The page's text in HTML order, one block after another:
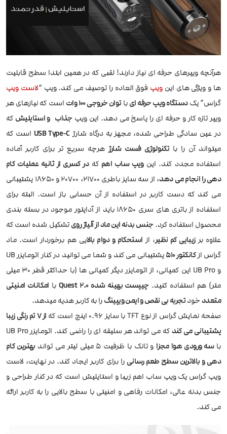
هرآنچه ویپرهای حرفه ای نیاز دارند! لقبی که در همین ابتدا سطح قابلیت
ها و ویژگی های این ویپ فوق العاده را توصیف می کند. ویپ “لاست ویپ
گراس” یکدستگاه ویپ حرفه ایباتوان خروجی 100 وات
است که نیازهای هر
ویپر تازه کار و حرفه ای را پاسخ می دهد. این ویپجذاب و استایلیش که
در عین سادگی طراحی شده، مجهز به درگاه شارژUSB Type-C است که
میتواند آن را باتکنولوژی فست شارژ هرچه سریع تر برای کاربر آماده
استفاده مجدد کند. اینویپ ساب اهم کهدر کسری از ثانیه عملیات کام
دهی را انجام می دهد
، از سه سایز باطری 21700، 20700 و 18650 پشتیبانی
می کند که دست کاربر در استفاده از آن حسابی باز است. البته برای
استفاده از باتری های سری 18650 باید از آداپتور موجود در بسته بندی
محصول استفاده کرد.جنس بدنه این ماد از آلیاژ رویتشکیل شده است که
علاوه برزیبایی کم نظیر، از استحکام و دوام بالایی هم برخوردار است. ماد
گراس ازکانکتور 510
پشتیبانی می کند و شما می توانید در کنار اتومایزر UB
و UB Pro این کمپانی، از اتومایزر دیگر کمپانی ها (با حداکثر قطر 30 میلی
متر) هم استفاده کنید.چیپست بهینه شده Quest 2.0 با امکانات امنیتی
متعددخودتجربه بی نقص و ایمن ویپینگرا به کاربر هدیه میدهد.
صفحه نمایش گراس از نوع TFT با سایز 0.96 اینچ است که
از 7 تم رنگی زیبا
پشتیبانی می کند
که می تواند هر سلیقه ای را راضی کند. اتومایزر UB Pro
باسه ورودی هوا مجزا و تانک با ظرفیت 5 میلی لیتر می تواند
بهترین کام
دهی و بالاترین سطح طعم رسانی را برای کاربر ایجاد کند. در نهایت، لاست
ویپ گراس یک ویپ ساب اهم زیبا و استایلیش است که در کنار طراحی و
جنس بدنه عالی، امکانات رفاهی و امنیتی با سطح بالایی را به کاربر ارائه
می کند.